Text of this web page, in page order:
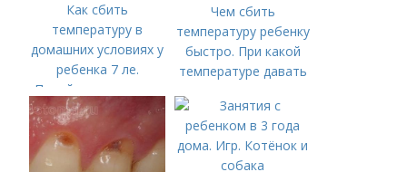
Как сбить
температуру в
домашних условиях у
ребенка 7 ле.
Потейте правильно:
сначала — вода,
потом — малина!
Чем сбить
температуру ребенку
быстро. При какой
температуре давать
ребенку?